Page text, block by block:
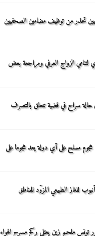
تحذر من توظيف مضامين الصحفيين
لتنامي الزواج العرفي ومراجعة بعض
حالة سراح في قضية تتعلق بالتصرف
هجوم مسلح على أي دولة يعد هجوما على
للغاز الطبيعي المزوّد للمناطق
جمهور تونس ملحم زين يعتلي ركح مسرح الهواء